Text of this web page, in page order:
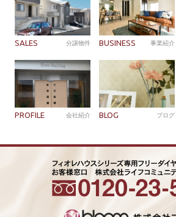
SALES 分譲物件 BUSINESS 事業紹介
PROFILE 会社紹介 BLOG ブログ